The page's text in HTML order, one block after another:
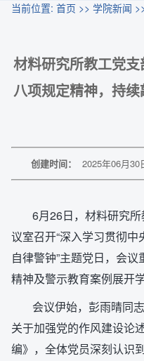
当前位置: 首页 >> 学院新闻
材料研究所教工党
八项规定精神，持
创建时间： 2025年06月30
6月26日，材料研究
议室召开“深入学习贯彻
自律警钟”主题党日，会
精神及警示教育案例展开学
会议伊始，彭雨晴同
关于加强党的作风建设论
编》，全体党员深刻认识